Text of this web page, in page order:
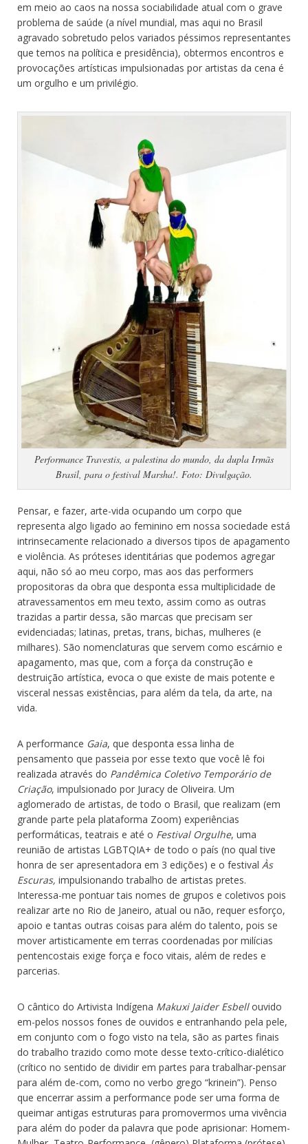
em meio ao caos na nossa sociabilidade atual com o grave
problema de saúde (a nível mundial, mas aqui no Brasil
agravado sobretudo pelos variados péssimos representantes
que temos na política e presidência), obtermos encontros e
provocações artísticas impulsionadas por artistas da cena é
um orgulho e um privilégio.
Performance Travestis, a palestina do mundo, da dupla Irmãs
Brasil, para o festival Marsha!. Foto: Divulgação.
Pensar, e fazer, arte-vida ocupando um corpo que
representa algo ligado ao feminino em nossa sociedade está
intrinsecamente relacionado a diversos tipos de apagamento
e violência. As próteses identitárias que podemos agregar
aqui, não só ao meu corpo, mas aos das performers
propositoras da obra que desponta essa multiplicidade de
atravessamentos em meu texto, assim como as outras
trazidas a partir dessa, são marcas que precisam ser
evidenciadas; latinas, pretas, trans, bichas, mulheres (e
milhares). São nomenclaturas que servem como escárnio e
apagamento, mas que, com a força da construção e
destruição artística, evoca o que existe de mais potente e
visceral nessas existências, para além da tela, da arte, na
vida.
A performance Gaia, que desponta essa linha de
pensamento que passeia por esse texto que você lê foi
realizada através do Pandêmica Coletivo Temporário de
Criação, impulsionado por Juracy de Oliveira. Um
aglomerado de artistas, de todo o Brasil, que realizam (em
grande parte pela plataforma Zoom) experiências
performáticas, teatrais e até o Festival Orgulhe, uma
reunião de artistas LGBTQIA+ de todo o país (no qual tive
honra de ser apresentadora em 3 edições) e o festival Às
Escuras, impulsionando trabalho de artistas pretes.
Interessa-me pontuar tais nomes de grupos e coletivos pois
realizar arte no Rio de Janeiro, atual ou não, requer esforço,
apoio e tantas outras coisas para além do talento, pois se
mover artisticamente em terras coordenadas por milícias
pentencostais exige força e foco vitais, além de redes e
parcerias.
O cântico do Artivista Indígena Makuxi Jaider Esbellouvido
em-pelos nossos fones de ouvidos e entranhando pela pele,
em conjunto com o fogo visto na tela, são as partes finais
do trabalho trazido como mote desse texto-crítico-dialético
(crítico no sentido de dividir em partes para trabalhar-pensar
para além de-com, como no verbo grego “krinein”). Penso
que encerrar assim a performance pode ser uma forma de
queimar antigas estruturas para promovermos uma vivência
para além do poder da palavra que pode aprisionar: Homem-